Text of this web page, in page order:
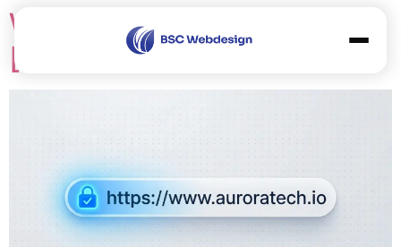
Leistungen
Über uns
Sonstiges
Was ist ein SSL-Zertifikat?
[2026]